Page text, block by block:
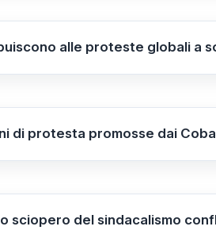
diritti umani e del sostegno alle
alle proteste globali a
a manifestazioni e azioni di
i civili di Gaza a livello
di protesta promosse dai
si annoverano il blocco dei
umanitaria.
sciopero del sindacalismo